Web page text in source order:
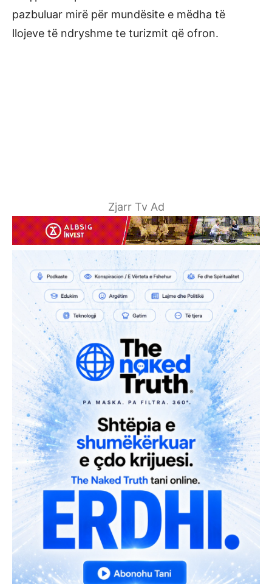
pazbuluar mirë për mundësite e mëdha të
llojeve të ndryshme te turizmit që ofron.
Zjarr Tv Ad